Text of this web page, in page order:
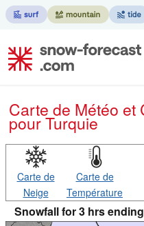
Carte de Météo
pour Turquie
Carte de
Neige
Carte de
Température
Snowfall for 3 hrs